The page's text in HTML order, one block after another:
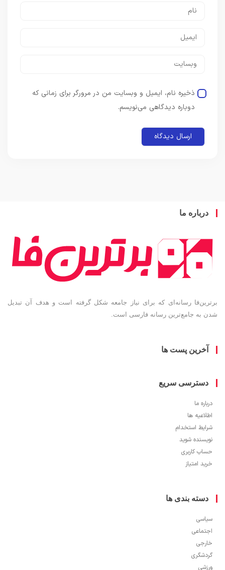
ذخیره نام، ایمیل و وبسایت من در مرورگر برای زمانی که
دوباره دیدگاهی می‌نویسم.
ما
رسانه‌ای که برای نیاز جامعه شکل گرفته است و هدف آن تبدیل
جامع‌ترین رسانه فارسی است.
پست ها
سریع
ها
استخدام
شوید
کاربری
امتیاز
بندی ها